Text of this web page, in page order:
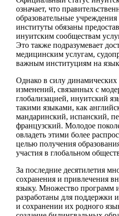
означает, что
образовательные
институты обязаны
инуитским сообществам
Это также подразумевает
медицинским услугам,
важным институциям на
Однако в силу
изменений, связанных с
глобализацией, инуитский
такими языками, как
мандаринский, испанский,
французский. Молодое
овладеть этими более
целью получения
участия в глобальном
За последние десятилетия
сохранения и привлечения
языку. Множество программ
разработаны для поддержки
и сохранении их родного